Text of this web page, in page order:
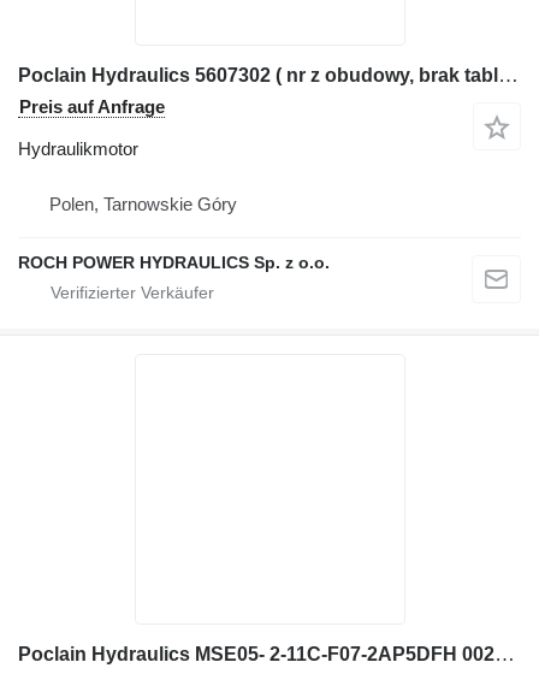
Poclain Hydraulics 5607302 ( nr z obudowy, brak tabl.) Hydraulikmotor für Bagger
Preis auf Anfrage
Hydraulikmotor
Polen, Tarnowskie Góry
ROCH POWER HYDRAULICS Sp. z o.o.
Poclain Hydraulics MSE05- 2-11C-F07-2AP5DFH 002343898Q Hydraulikmotor für Volvo EC70 Bagger